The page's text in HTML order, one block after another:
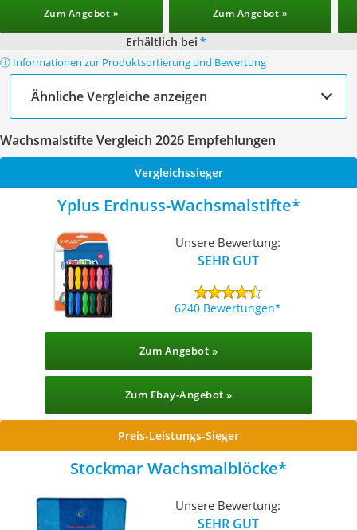
Zum Angebot » Zum Angebot »
Erhältlich bei *
ⓘ Informationen zur Produktsortierung und Bewertung
Ähnliche Vergleiche anzeigen
Wachsmalstifte Vergleich 2026 Empfehlungen
Vergleichssieger
Yplus Erdnuss-Wachsmalstifte
Unsere Bewertung:
SEHR GUT
6240 Bewertungen
Zum Angebot »
Zum Ebay-Angebot »
Preis-Leistungs-Sieger
Stockmar Wachsmalblöcke
Unsere Bewertung:
SEHR GUT